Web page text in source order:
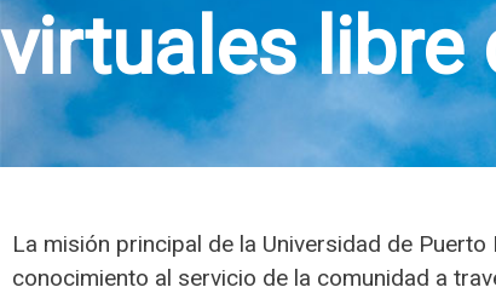
virtuales libre
La misión principal de la Universidad de
conocimiento al servicio de la comunidad a